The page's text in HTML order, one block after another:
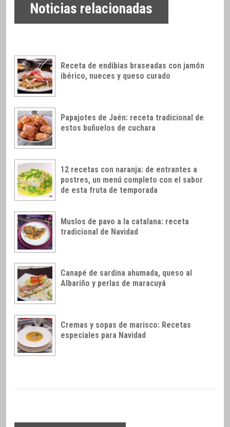
Noticias relacionadas
Receta de endibias braseadas con jamón
ibérico, nueces y queso curado
Papajotes de Jaén: receta tradicional de
estos buñuelos de cuchara
12 recetas con naranja: de entrantes a
postres, un menú completo con el sabor
de esta fruta de temporada
Muslos de pavo a la catalana: receta
tradicional de Navidad
Canapé de sardina ahumada, queso al
Albariño y perlas de maracuyá
Cremas y sopas de marisco: Recetas
especiales para Navidad